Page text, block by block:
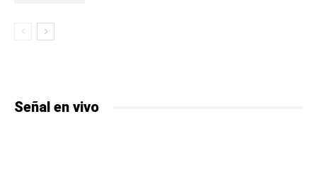
Señal en vivo